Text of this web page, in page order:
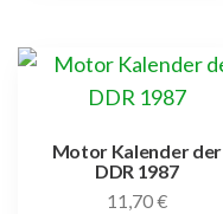
Motor Kalender der
DDR 1987
11,70€